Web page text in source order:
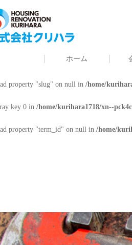
ホーム
key 0 in/home/kurihara1718/xn--
property "cat_name" on null in /home/
/home/kurihara1718/xn--
property "slug" on null in /home/
key 0 in /home/kurihara1718/xn--
property "term_id" on null in /home/